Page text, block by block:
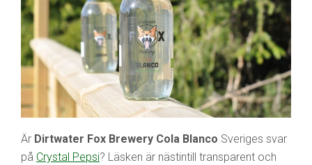
Är Dirtwater Fox Brewery Cola Blanco Sveriges svar
på Crystal Pepsi? Läsken är nästintill transparent och